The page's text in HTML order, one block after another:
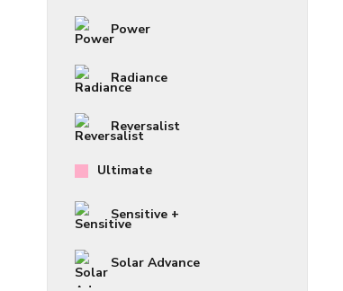
Power
Radiance
Reversalist
Ultimate
Sensitive +
Solar Advance